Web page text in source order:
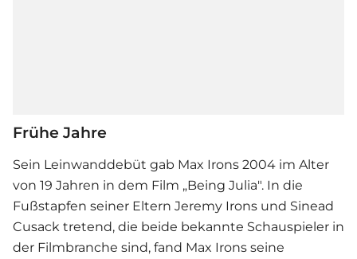
Frühe Jahre
Sein Leinwanddebüt gab Max Irons 2004 im Alter
von 19 Jahren in dem Film „Being Julia". In die
Fußstapfen seiner Eltern Jeremy Irons und Sinead
Cusack tretend, die beide bekannte Schauspieler in
der Filmbranche sind, fand Max Irons seine